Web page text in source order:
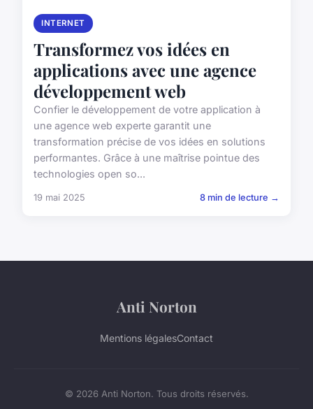
INTERNET
Transformez vos idées en
applications avec une agence
développement web
Confier le développement de votre application à
une agence web experte garantit une
transformation précise de vos idées en solutions
performantes. Grâce à une maîtrise pointue des
technologies open so...
19 mai 2025 8 min de lecture →
Anti Norton
Mentions légalesContact
© 2026 Anti Norton. Tous droits réservés.